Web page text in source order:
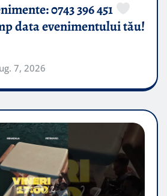
0743 396 451
data evenimentului tău!
7, 2026